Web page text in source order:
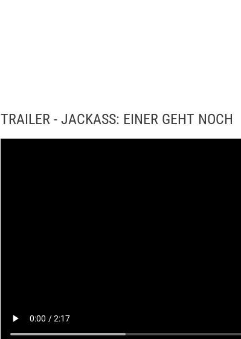
TRAILER - JACKASS: EINER GEHT NOCH